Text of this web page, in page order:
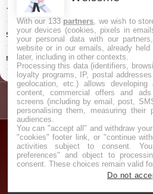
11 votes)
★ ★★★★ Qui est le plus grand
sur 5 votes)
★ ★★★★Pourquoi kung fu panda
netflix ? (4/5 sur 5 votes)
★ ★★★★Où est né le taekwondo ?
With our 133 partners , we wish to
your devices (cookies, pixels in
your personal data with our
website or in our emails, already
later, including in other contexts.
Processing this data (identifiers,
loyalty programs, IP, postal
geolocation, etc.) allows
content, commercial offers and
screens (including by email, post,
personalising them, measuring their
audiences.
You can "accept all" and withdraw
"cookies" footer link, or "continue
activities subject to consent.
preferences" and object to
consent. These choices remain valid
Do not